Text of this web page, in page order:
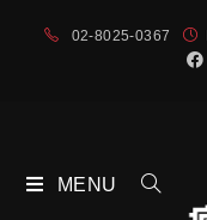
02-8025-0367
MENU